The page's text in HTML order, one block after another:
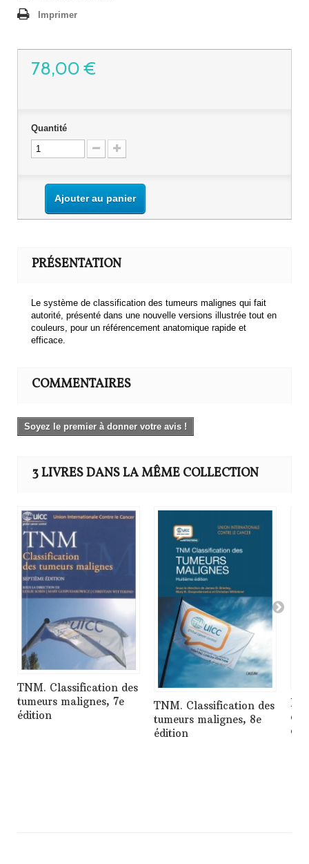
Imprimer
78,00 €
Quantité
Ajouter au panier
PRÉSENTATION
Le système de classification des tumeurs malignes qui fait
autorité, présenté dans une nouvelle versions illustrée tout en
couleurs, pour un référencement anatomique rapide et
efficace.
COMMENTAIRES
Soyez le premier à donner votre avis !
3 LIVRES DANS LA MÊME COLLECTION
TNM. Classification des
tumeurs malignes, 7e
édition
TNM. Classification des
tumeurs malignes, 8e
édition
Le
et